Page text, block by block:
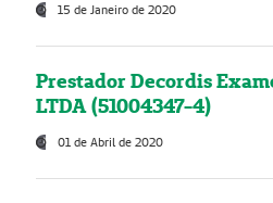
15 de Janeiro de 2020
Prestador Decordis
LTDA (51004347-4)
01 de Abril de 2020